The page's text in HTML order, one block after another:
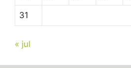
31
« jul